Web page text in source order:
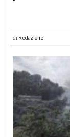
di Redazione